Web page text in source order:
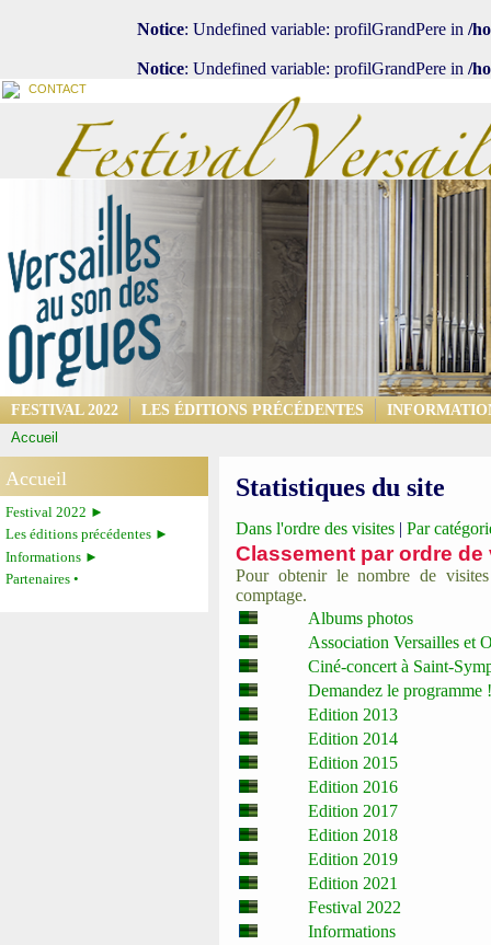
Notice: Undefined variable: profilGrandPere in /
Notice: Undefined variable: profilGrandPere in /
CONTACT
FESTIVAL 2022 LES ÉDITIONS PRÉCÉDENTES
Accueil
Accueil
Festival 2022 ►
Les éditions précédentes ►
Informations ►
Partenaires •
Statistiques du site
Dans l'ordre des visites | Par
Classement par ordre de
Pour obtenir le nombre de
comptage.
Albums photos
Association Versailles et
Ciné-concert à Saint-
Demandez le programme !
Edition 2013
Edition 2014
Edition 2015
Edition 2016
Edition 2017
Edition 2018
Edition 2019
Edition 2021
Festival 2022
Informations